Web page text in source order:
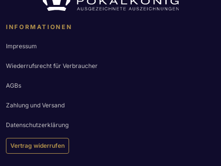
INFORMATIONEN
Impressum
Wiederrufsrecht für Verbraucher
AGBs
Zahlung und Versand
Datenschutzerklärung
Vertrag widerrufen